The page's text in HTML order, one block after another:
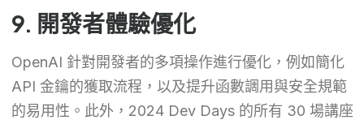
9. 開發者體驗優化
OpenAI 針對開發者的多項操作進行優化，例如簡化
API 金鑰的獲取流程，以及提升函數調用與安全規範
的易用性。此外，2024 Dev Days 的所有 30 場講座